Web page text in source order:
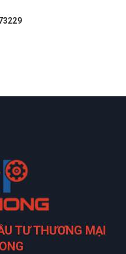
152512
TƯ THƯƠNG MẠI